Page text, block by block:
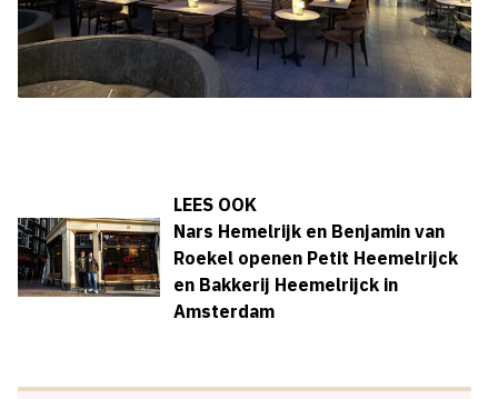
LEES OOK
Nars Hemelrijk en Benjamin van
Roekel openen Petit Heemelrijck
en Bakkerij Heemelrijck in
Amsterdam